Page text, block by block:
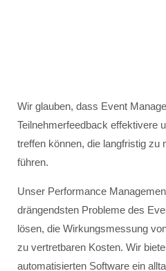
Wir glauben, dass Event
Teilnehmerfeedback effektivere
treffen können, die langfristig
führen.
Unser Performance
drängendsten Probleme des
lösen, die Wirkungsmessung
zu vertretbaren Kosten. Wir
automatisierten Software ein